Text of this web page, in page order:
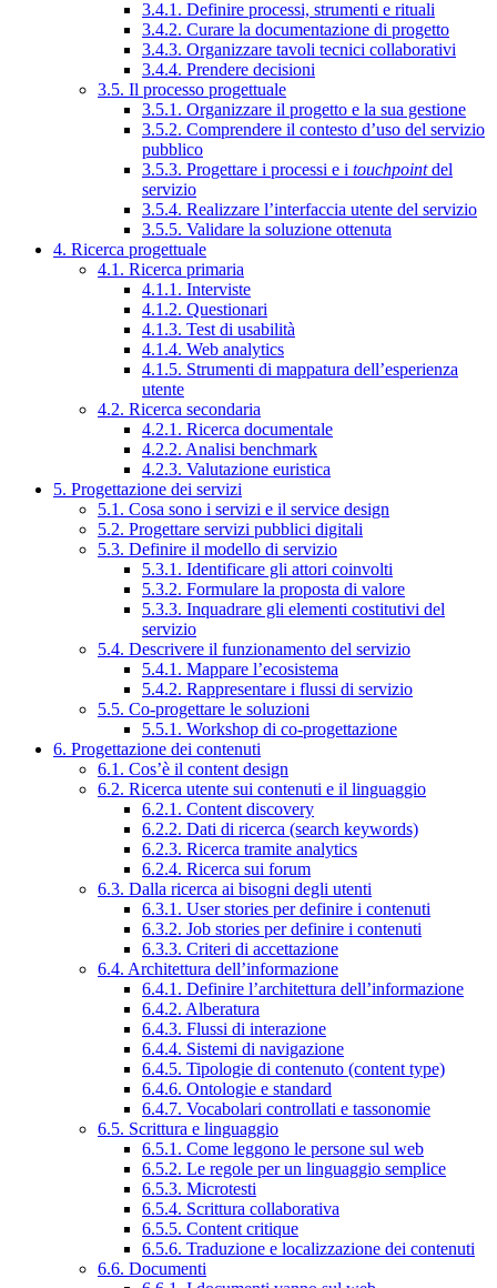
3.4.1. Definire processi, strumenti e rituali
3.4.2. Curare la documentazione di progetto
3.4.3. Organizzare tavoli tecnici collaborativi
3.4.4. Prendere decisioni
3.5. Il processo progettuale
3.5.1. Organizzare il progetto e la sua gestione
3.5.2. Comprendere il contesto d’uso del servizio
pubblico
3.5.3. Progettare i processi e i touchpointdel
servizio
3.5.4. Realizzare l’interfaccia utente del servizio
3.5.5. Validare la soluzione ottenuta
4. Ricerca progettuale
4.1. Ricerca primaria
4.1.1. Interviste
4.1.2. Questionari
4.1.3. Test di usabilità
4.1.4. Web analytics
4.1.5. Strumenti di mappatura dell’esperienza
utente
4.2. Ricerca secondaria
4.2.1. Ricerca documentale
4.2.2. Analisi benchmark
4.2.3. Valutazione euristica
5. Progettazione dei servizi
5.1. Cosa sono i servizi e il service design
5.2. Progettare servizi pubblici digitali
5.3. Definire il modello di servizio
5.3.1. Identificare gli attori coinvolti
5.3.2. Formulare la proposta di valore
5.3.3. Inquadrare gli elementi costitutivi del
servizio
5.4. Descrivere il funzionamento del servizio
5.4.1. Mappare l’ecosistema
5.4.2. Rappresentare i flussi di servizio
5.5. Co-progettare le soluzioni
5.5.1. Workshop di co-progettazione
6. Progettazione dei contenuti
6.1. Cos’è il content design
6.2. Ricerca utente sui contenuti e il linguaggio
6.2.1. Content discovery
6.2.2. Dati di ricerca (search keywords)
6.2.3. Ricerca tramite analytics
6.2.4. Ricerca sui forum
6.3. Dalla ricerca ai bisogni degli utenti
6.3.1. User stories per definire i contenuti
6.3.2. Job stories per definire i contenuti
6.3.3. Criteri di accettazione
6.4. Architettura dell’informazione
6.4.1. Definire l’architettura dell’informazione
6.4.2. Alberatura
6.4.3. Flussi di interazione
6.4.4. Sistemi di navigazione
6.4.5. Tipologie di contenuto (content type)
6.4.6. Ontologie e standard
6.4.7. Vocabolari controllati e tassonomie
6.5. Scrittura e linguaggio
6.5.1. Come leggono le persone sul web
6.5.2. Le regole per un linguaggio semplice
6.5.3. Microtesti
6.5.4. Scrittura collaborativa
6.5.5. Content critique
6.5.6. Traduzione e localizzazione dei contenuti
6.6. Documenti